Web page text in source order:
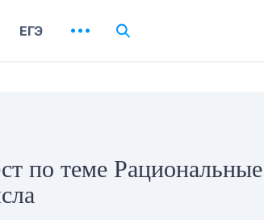
по теме Рациональные
ЕГЭ